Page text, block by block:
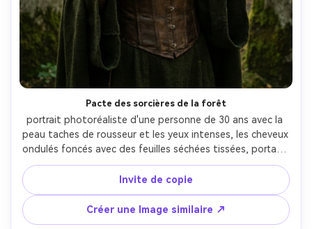
Pacte des sorcières de la forêt
portrait photoréaliste d'une personne de 30 ans avec la
peau taches de rousseur et les yeux intenses, les cheveux
ondulés foncés avec des feuilles séchées tissées, portant
un manteau vert mousse en couches, un corset en cuir et
des talismans en os, dans un ancien cercle de forêt
brumeuse avec des pierres debout et de faibles runes,
une douce diffusion de brouillard avec un fort
rétroéclairage à travers les arbres et un subtil rebond
Invite de copie
Créer une Image similaire ↗